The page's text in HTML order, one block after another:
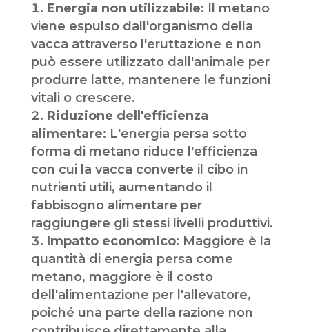
Energia non utilizzabile: Il metano
viene espulso dall'organismo della
vacca attraverso l'eruttazione e non
può essere utilizzato dall'animale per
produrre latte, mantenere le funzioni
vitali o crescere.
Riduzione dell'efficienza
alimentare: L'energia persa sotto
forma di metano riduce l'efficienza
con cui la vacca converte il cibo in
nutrienti utili, aumentando il
fabbisogno alimentare per
raggiungere gli stessi livelli produttivi.
Impatto economico: Maggiore è la
quantità di energia persa come
metano, maggiore è il costo
dell'alimentazione per l'allevatore,
poiché una parte della razione non